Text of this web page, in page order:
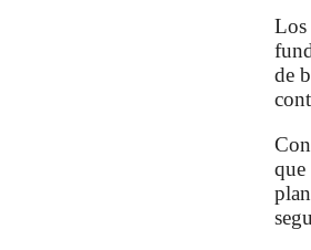
Los
de
que